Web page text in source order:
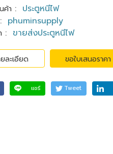
ค้า : ประตูหนีไฟ
: phuminsupply
: ขายส่งประตูหนีไฟ
ละเอียด ขอใบเสนอราคา
แชร์ Tweet